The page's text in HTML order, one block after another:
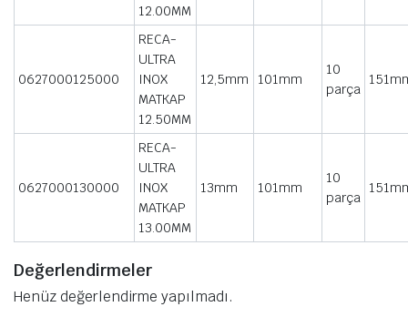
12.00MM
0627000125000
RECA-
ULTRA
INOX
MATKAP
12.50MM
12,5mm 101mm
10
parça
0627000130000
RECA-
ULTRA
INOX
MATKAP
13.00MM
13mm 101mm
10
parça
Değerlendirmeler
Henüz değerlendirme yapılmadı.